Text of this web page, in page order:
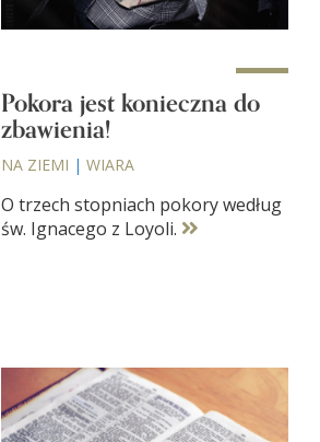
Pokora jest konieczna do
zbawienia!
NA ZIEMI | WIARA
O trzech stopniach pokory według
św. Ignacego z Loyoli.